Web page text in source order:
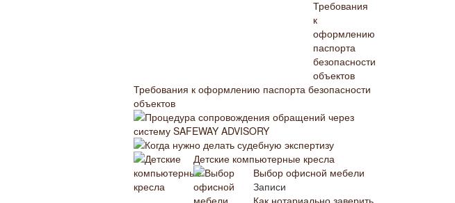
Требования к оформлению паспорта безопасности
объектов
Процедура сопровождения обращений через
систему SAFEWAY ADVISORY
Когда нужно делать судебную экспертизу
Детские компьютерные кресла
Выбор офисной мебели
Записи
Как нотариально заверить